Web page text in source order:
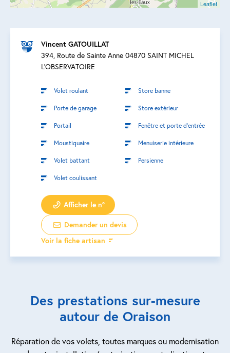
Leaflet
Vincent GATOUILLAT
394, Route de Sainte Anne 04870 SAINT MICHEL
L'OBSERVATOIRE
Volet roulant Store banne
Porte de garage Store extérieur
Portail Fenêtre et porte d’entrée
Moustiquaire Menuiserie intérieure
Volet battant Persienne
Volet coulissant
Afficher le n°
Demander un devis
Voir la fiche artisan
Des prestations sur-mesure
autour de Oraison
Réparation de vos volets, toutes marques ou modernisation